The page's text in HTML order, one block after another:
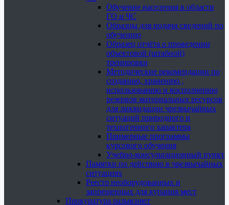
Обучение населения в области
ГО и ЧС
Образцы для подачи сведений по
обучению
Образец отчёта о проведении
объектовой (штабной)
тренировки
Методические рекомендации по
созданию, хранению ,
использованию и восполнению
резервов материальных ресурсов
для ликвидации чрезвычайных
ситуаций природного и
техногенного характера
Примерные программы
курсового обучения
Учебно-консультационный пункт
Памятки по действию в чрезвычайных
ситуациях
Реестр необорудованных и
запрещенных для купания мест
Прокуратура разъясняет